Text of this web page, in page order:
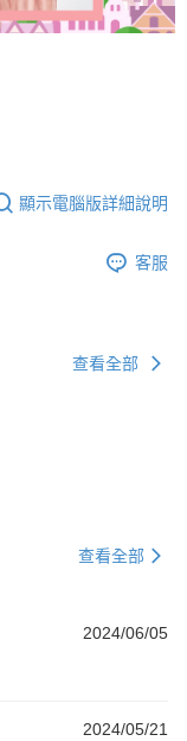
顯示電腦版詳細說明
客服
查看全部
查看全部
2024/06/05
2024/05/21